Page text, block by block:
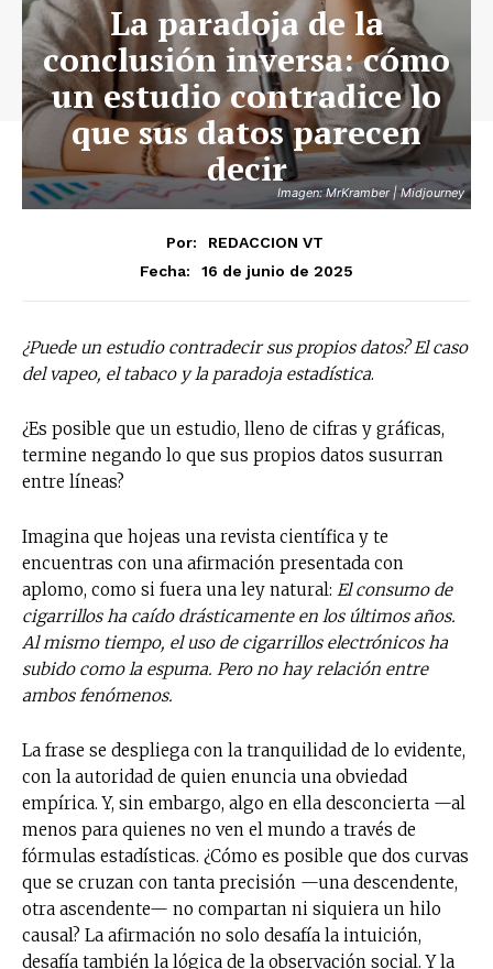
Imagen: MrKramber | Midjourney
La paradoja de la
conclusión inversa: cómo
un estudio contradice lo
que sus datos parecen
decir
Por:
REDACCION VT
Fecha:
16 de junio de 2025
¿Puede un estudio contradecir sus propios datos? El caso
del vapeo, el tabaco y la paradoja estadística.
¿Es posible que un estudio, lleno de cifras y gráficas,
termine negando lo que sus propios datos susurran
entre líneas?
Imagina que hojeas una revista científica y te
encuentras con una afirmación presentada con
aplomo, como si fuera una ley natural: El consumo de
cigarrillos ha caído drásticamente en los últimos años.
Al mismo tiempo, el uso de cigarrillos electrónicos ha
subido como la espuma. Pero no hay relación entre
ambos fenómenos.
La frase se despliega con la tranquilidad de lo evidente,
con la autoridad de quien enuncia una obviedad
empírica. Y, sin embargo, algo en ella desconcierta —al
menos para quienes no ven el mundo a través de
fórmulas estadísticas. ¿Cómo es posible que dos curvas
que se cruzan con tanta precisión —una descendente,
otra ascendente— no compartan ni siquiera un hilo
causal? La afirmación no solo desafía la intuición,
desafía también la lógica de la observación social. Y la